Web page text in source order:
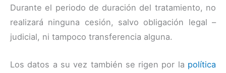
Durante el periodo de duración del tratamiento, no
realizará ninguna cesión, salvo obligación legal –
judicial, ni tampoco transferencia alguna.
Los datos a su vez también se rigen por la política